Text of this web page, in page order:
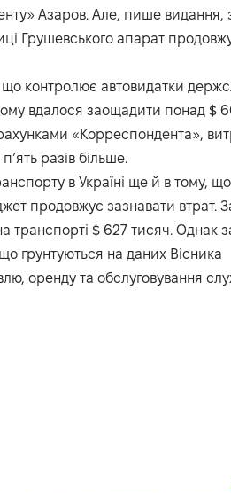
Азаров. Але, пише видання,
Грушевського апарат
контролює автовидатки
вдалося заощадити понад $
«Корреспондента»,
разів більше.
в Україні ще й в тому,
продовжує зазнавати втрат.
транспорті $ 627 тисяч. Однак
грунтуються на даних Вісника
оренду та обслуговування